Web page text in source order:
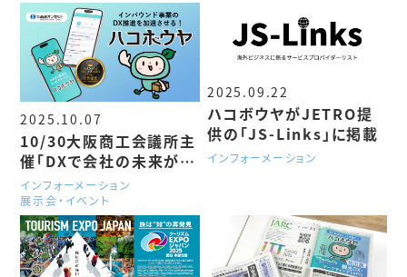
2025.10.07
10/30大阪商工会議所主
催「DXで会社の未来が変
わる！中小企業のための
実践・体験セミナー」にて
登壇＆サービス体験会を
実施
インフォーメーション
展示会・イベント
2025.09.22
ハコボウヤがJETRO提
供の「JS-Links」に掲載
インフォーメーション